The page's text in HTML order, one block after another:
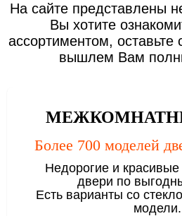
На сайте представлены
Вы хотите
ассортиментом, оставьте
вышлем Вам
Более 700 моделей
Недорогие и
двери по
Есть варианты со
модели.